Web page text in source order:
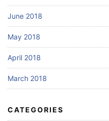
June 2018
May 2018
April 2018
March 2018
CATEGORIES